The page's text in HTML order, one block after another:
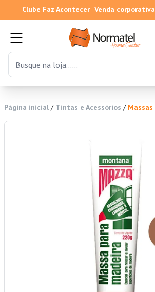
Clube Faz Acontecer Venda corporativa
Página inicial / Tintas e Acessórios / Massas